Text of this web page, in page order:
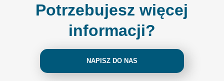
Potrzebujesz więcej
informacji?
NAPISZ DO NAS